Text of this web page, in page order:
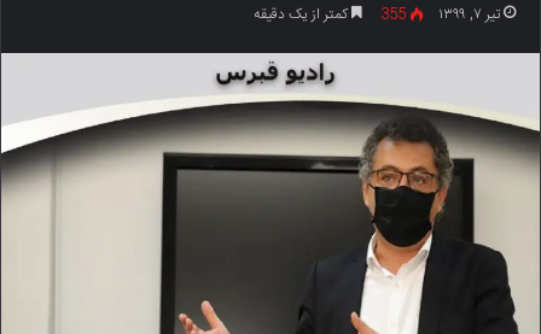
تیر ۷, ۱۳۹۹ 355 کمتر از یک دقیقه